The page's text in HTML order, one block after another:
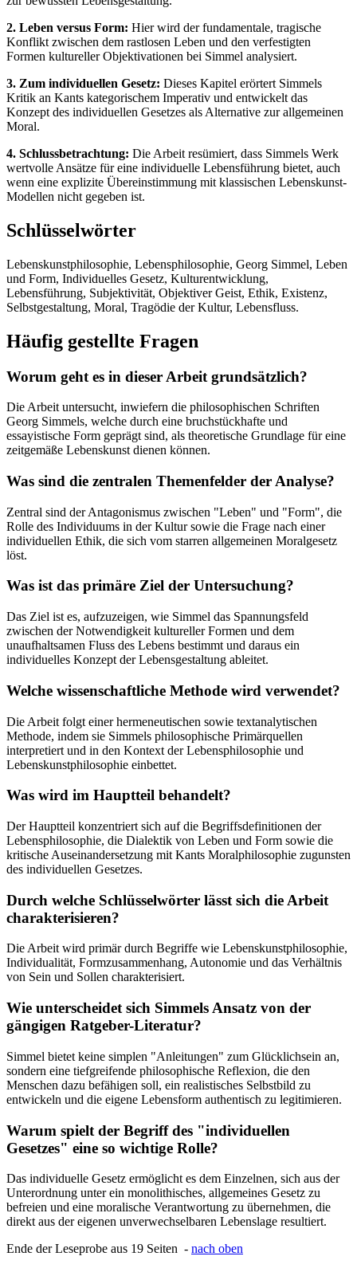
2. Leben versus Form: Hier wird der fundamentale, tragische
Konflikt zwischen dem rastlosen Leben und den verfestigten
Formen kultureller Objektivationen bei Simmel analysiert.
3. Zum individuellen Gesetz: Dieses Kapitel erörtert Simmels
Kritik an Kants kategorischem Imperativ und entwickelt das
Konzept des individuellen Gesetzes als Alternative zur allgemeinen
Moral.
4. Schlussbetrachtung: Die Arbeit resümiert, dass Simmels Werk
wertvolle Ansätze für eine individuelle Lebensführung bietet, auch
wenn eine explizite Übereinstimmung mit klassischen Lebenskunst-
Modellen nicht gegeben ist.
Schlüsselwörter
Lebenskunstphilosophie, Lebensphilosophie, Georg Simmel, Leben
und Form, Individuelles Gesetz, Kulturentwicklung,
Lebensführung, Subjektivität, Objektiver Geist, Ethik, Existenz,
Selbstgestaltung, Moral, Tragödie der Kultur, Lebensfluss.
Häufig gestellte Fragen
Worum geht es in dieser Arbeit grundsätzlich?
Die Arbeit untersucht, inwiefern die philosophischen Schriften
Georg Simmels, welche durch eine bruchstückhafte und
essayistische Form geprägt sind, als theoretische Grundlage für eine
zeitgemäße Lebenskunst dienen können.
Was sind die zentralen Themenfelder der Analyse?
Zentral sind der Antagonismus zwischen "Leben" und "Form", die
Rolle des Individuums in der Kultur sowie die Frage nach einer
individuellen Ethik, die sich vom starren allgemeinen Moralgesetz
löst.
Was ist das primäre Ziel der Untersuchung?
Das Ziel ist es, aufzuzeigen, wie Simmel das Spannungsfeld
zwischen der Notwendigkeit kultureller Formen und dem
unaufhaltsamen Fluss des Lebens bestimmt und daraus ein
individuelles Konzept der Lebensgestaltung ableitet.
Welche wissenschaftliche Methode wird verwendet?
Die Arbeit folgt einer hermeneutischen sowie textanalytischen
Methode, indem sie Simmels philosophische Primärquellen
interpretiert und in den Kontext der Lebensphilosophie und
Lebenskunstphilosophie einbettet.
Was wird im Hauptteil behandelt?
Der Hauptteil konzentriert sich auf die Begriffsdefinitionen der
Lebensphilosophie, die Dialektik von Leben und Form sowie die
kritische Auseinandersetzung mit Kants Moralphilosophie zugunsten
des individuellen Gesetzes.
Durch welche Schlüsselwörter lässt sich die Arbeit
charakterisieren?
Die Arbeit wird primär durch Begriffe wie Lebenskunstphilosophie,
Individualität, Formzusammenhang, Autonomie und das Verhältnis
von Sein und Sollen charakterisiert.
Wie unterscheidet sich Simmels Ansatz von der
gängigen Ratgeber-Literatur?
Simmel bietet keine simplen "Anleitungen" zum Glücklichsein an,
sondern eine tiefgreifende philosophische Reflexion, die den
Menschen dazu befähigen soll, ein realistisches Selbstbild zu
entwickeln und die eigene Lebensform authentisch zu legitimieren.
Warum spielt der Begriff des "individuellen
Gesetzes" eine so wichtige Rolle?
Das individuelle Gesetz ermöglicht es dem Einzelnen, sich aus der
Unterordnung unter ein monolithisches, allgemeines Gesetz zu
befreien und eine moralische Verantwortung zu übernehmen, die
direkt aus der eigenen unverwechselbaren Lebenslage resultiert.
Ende der Leseprobe aus 19 Seiten - nach oben